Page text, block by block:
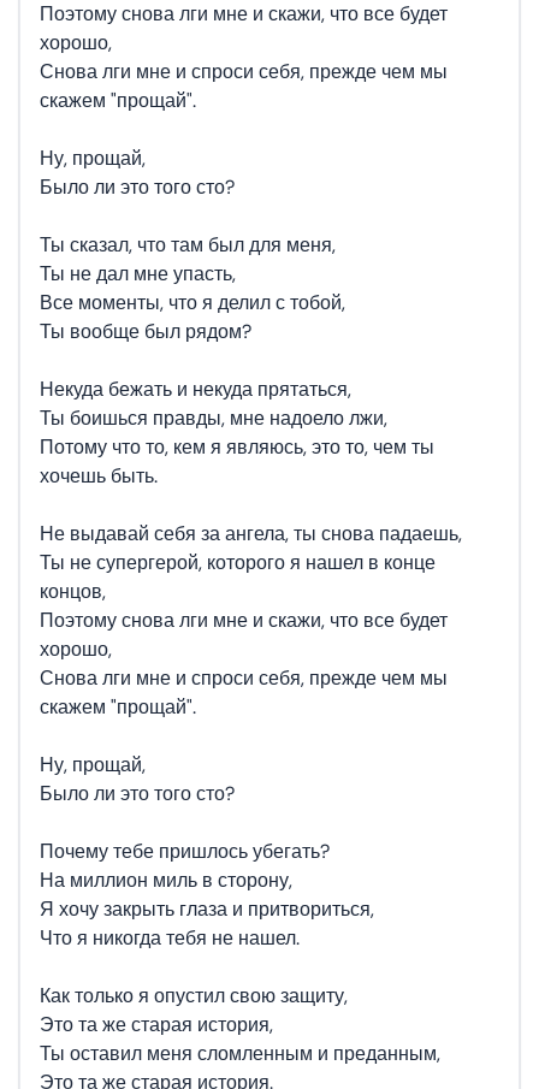
Поэтому снова лги мне и скажи, что все будет
хорошо,
Снова лги мне и спроси себя, прежде чем мы
скажем "прощай".
Ну, прощай,
Было ли это того сто?
Ты сказал, что там был для меня,
Ты не дал мне упасть,
Все моменты, что я делил с тобой,
Ты вообще был рядом?
Некуда бежать и некуда прятаться,
Ты боишься правды, мне надоело лжи,
Потому что то, кем я являюсь, это то, чем ты
хочешь быть.
Не выдавай себя за ангела, ты снова падаешь,
Ты не супергерой, которого я нашел в конце
концов,
Поэтому снова лги мне и скажи, что все будет
хорошо,
Снова лги мне и спроси себя, прежде чем мы
скажем "прощай".
Ну, прощай,
Было ли это того сто?
Почему тебе пришлось убегать?
На миллион миль в сторону,
Я хочу закрыть глаза и притвориться,
Что я никогда тебя не нашел.
Как только я опустил свою защиту,
Это та же старая история,
Ты оставил меня сломленным и преданным,
Это та же старая история.